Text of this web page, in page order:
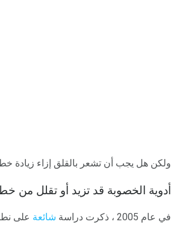
ولكن هل يجب أن تشعر بالقلق إزاء زيادة
أدوية الخصوبة قد تزيد أو تقلل من
في عام 2005 ، ذكرت دراسة شائعة على